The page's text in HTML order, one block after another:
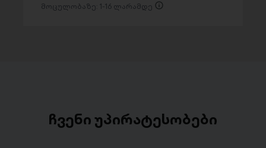
მოცულობაზე: 1-16 ლარამდე
ჩვენი უპირატესობები